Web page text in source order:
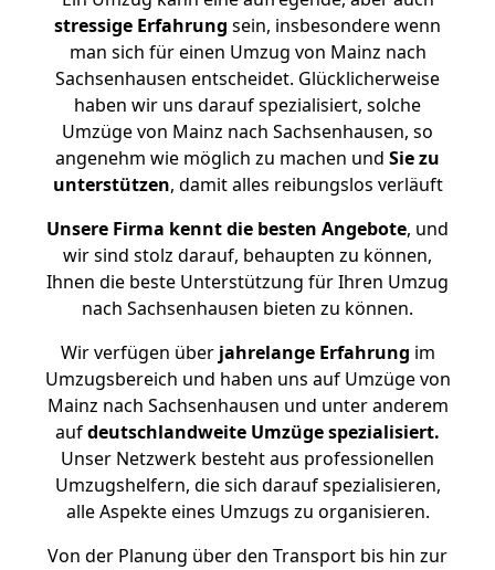
stressige Erfahrung sein, insbesondere wenn
man sich für einen Umzug von Mainz nach
Sachsenhausen entscheidet. Glücklicherweise
haben wir uns darauf spezialisiert, solche
Umzüge von Mainz nach Sachsenhausen, so
angenehm wie möglich zu machen und Sie zu
unterstützen, damit alles reibungslos verläuft
Unsere Firma kennt die besten Angebote, und
wir sind stolz darauf, behaupten zu können,
Ihnen die beste Unterstützung für Ihren Umzug
nach Sachsenhausen bieten zu können.
Wir verfügen überjahrelange Erfahrung im
Umzugsbereich und haben uns auf Umzüge von
Mainz nach Sachsenhausen und unter anderem
aufdeutschlandweite Umzüge spezialisiert.
Unser Netzwerk besteht aus professionellen
Umzugshelfern, die sich darauf spezialisieren,
alle Aspekte eines Umzugs zu organisieren.
Von der Planung über den Transport bis hin zur